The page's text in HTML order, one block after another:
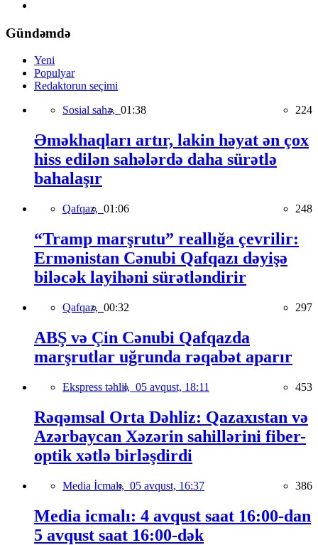
Gündəmdə
Yeni
Populyar
Redaktorun seçimi
Sosial sahə, 01:38 224
Əməkhaqları artır, lakin həyat ən çox
hiss edilən sahələrdə daha sürətlə
bahalaşır
Qafqaz, 01:06 248
“Tramp marşrutu” reallığa çevrilir:
Ermənistan Cənubi Qafqazı dəyişə
biləcək layihəni sürətləndirir
Qafqaz, 00:32 297
ABŞ və Çin Cənubi Qafqazda
marşrutlar uğrunda rəqabət aparır
Ekspress təhlil, 05 avqust, 18:11 453
Rəqəmsal Orta Dəhliz: Qazaxıstan və
Azərbaycan Xəzərin sahillərini fiber-
optik xətlə birləşdirdi
Media İcmalı, 05 avqust, 16:37 386
Media icmalı: 4 avqust saat 16:00-dan
5 avqust saat 16:00-dək